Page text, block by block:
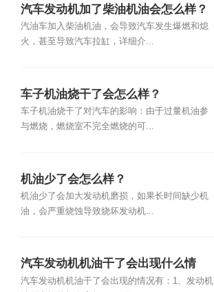
汽车发动机加了柴油机油会怎么样？
汽油车加入柴油机油，会导致汽车发生爆燃和熄
火，甚至导致汽车拉缸，详细介...
车子机油烧干了会怎么样？
车子机油烧干了对汽车的影响：由于过量机油参
与燃烧，燃烧室不完全燃烧的可...
机油少了会怎么样？
机油少了会加大发动机磨损，如果长时间缺少机
油，会严重烧蚀导致烧坏发动机...
汽车发动机机油干了会出现什么情
况？
汽车发动机机油干了会出现的情况有：1、发动机